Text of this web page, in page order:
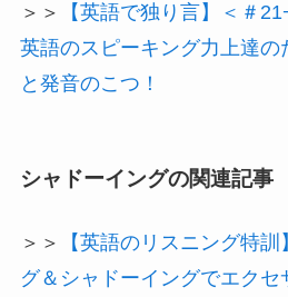
＞＞
【英語で独り言】＜＃
英語のスピーキング力上達の
と発音のこつ！
シャドーイングの関連記事
＞＞
【英語のリスニング特
グ＆シャドーイングでエクセ